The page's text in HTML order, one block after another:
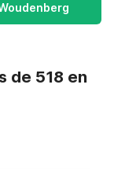
de 518 en